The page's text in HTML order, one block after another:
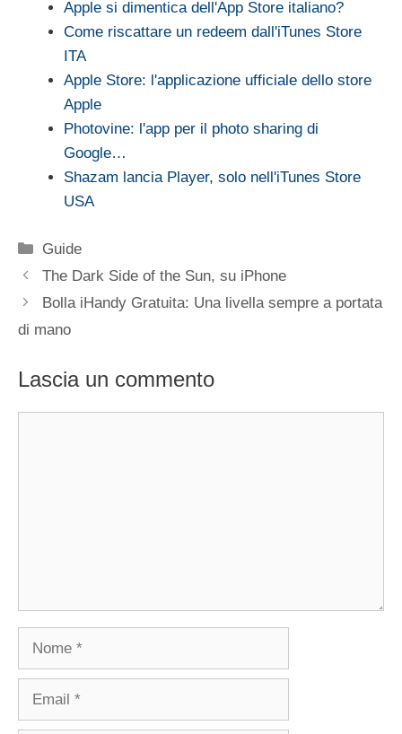
Apple si dimentica dell'App Store italiano?
Come riscattare un redeem dall'iTunes Store
ITA
Apple Store: l'applicazione ufficiale dello store
Apple
Photovine: l'app per il photo sharing di
Google…
Shazam lancia Player, solo nell'iTunes Store
USA
Categorie
Guide
The Dark Side of the Sun, su iPhone
Bolla iHandy Gratuita: Una livella sempre a portata
di mano
Lascia un commento